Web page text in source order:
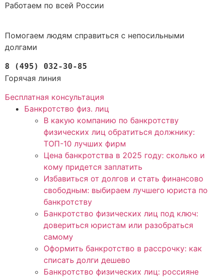
Работаем по всей России
Помогаем людям справиться с непосильными
долгами
8 (495) 032-30-85
Горячая линия
Бесплатная консультация
Банкротство физ. лиц
В какую компанию по банкротству
физических лиц обратиться должнику:
ТОП-10 лучших фирм
Цена банкротства в 2025 году: сколько и
кому придется заплатить
Избавиться от долгов и стать финансово
свободным: выбираем лучшего юриста по
банкротству
Банкротство физических лиц под ключ:
довериться юристам или разобраться
самому
Оформить банкротство в рассрочку: как
списать долги дешево
Банкротство физических лиц: россияне